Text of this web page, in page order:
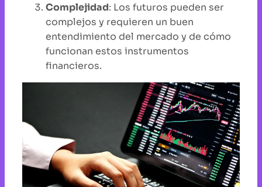
Complejidad: Los futuros pueden ser
complejos y requieren un buen
entendimiento del mercado y de cómo
funcionan estos instrumentos
financieros.